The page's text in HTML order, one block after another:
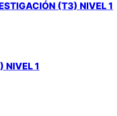
(T3) NIVEL 1
NIVEL 1